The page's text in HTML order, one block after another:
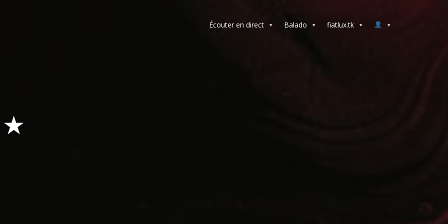
Écouter en direct Balado fiatlux.tk
★